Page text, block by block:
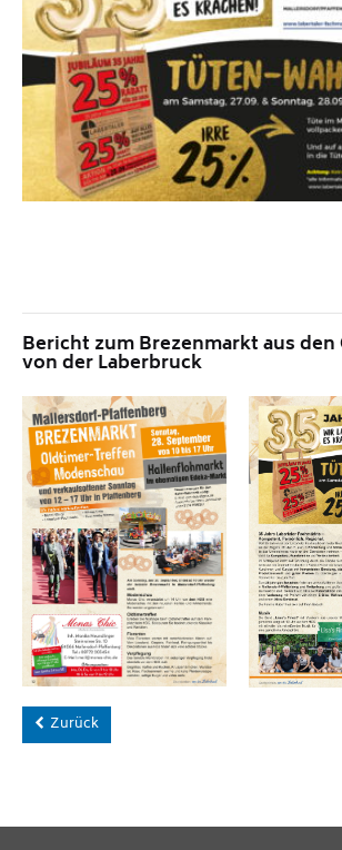
Bericht zum Brezenmarkt aus
von der Laberbruck
Zurück